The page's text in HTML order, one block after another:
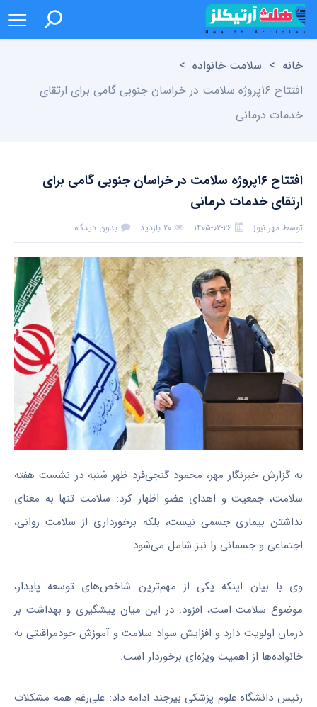
خانه > سلامت خانواده >
افتتاح ۱۶پروژه سلامت در خراسان جنوبی گامی برای ارتقای
خدمات درمانی
افتتاح ۱۶پروژه سلامت در خراسان جنوبی گامی برای
ارتقای خدمات درمانی
توسط مهر نیوز ۱۴۰۵-۰۲-۲۶ ۲۰ بازدید بدون دیدگاه
به گزارش خبرنگار مهر، محمود گنجی‌فرد ظهر شنبه در نشست هفته
سلامت، جمعیت و اهدای عضو اظهار کرد: سلامت تنها به معنای
نداشتن بیماری جسمی نیست، بلکه برخورداری از سلامت روانی،
اجتماعی و جسمانی را نیز شامل می‌شود.
وی با بیان اینکه یکی از مهم‌ترین شاخص‌های توسعه پایدار،
موضوع سلامت است، افزود: در این میان پیشگیری و بهداشت بر
درمان اولویت دارد و افزایش سواد سلامت و آموزش خودمراقبتی به
خانواده‌ها از اهمیت ویژه‌ای برخوردار است.
رئیس دانشگاه علوم پزشکی بیرجند ادامه داد: علی‌رغم همه مشکلات